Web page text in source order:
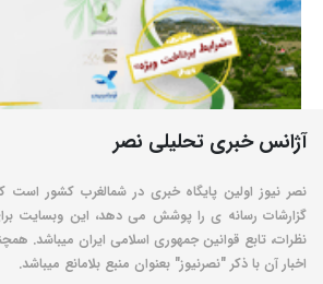
آژانس خبری تحلیلی نصر
نصر نیوز اولین پایگاه خبری در شمالغرب کشور
گزارشات رسانه ی را پوشش می دهد، این وبسایت
نظرات، تابع قوانین جمهوری اسلامی ایران میباشد.
اخبار آن با ذکر "نصرنیوز" بعنوان منبع بلامانع میباشد.